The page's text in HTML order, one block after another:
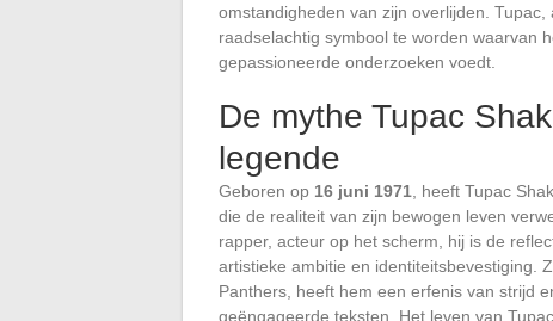
omstandigheden van zijn overlijden.
raadselachtig symbool te worden waarvan
gepassioneerde onderzoeken voedt.
De mythe Tupac
legende
Geboren op 16 juni 1971 , heeft Tupac
die de realiteit van zijn bewogen leven
rapper, acteur op het scherm, hij is de
artistieke ambitie en identiteitsbevestiging.
Panthers, heeft hem een erfenis van strijd
geëngageerde teksten. Het leven van